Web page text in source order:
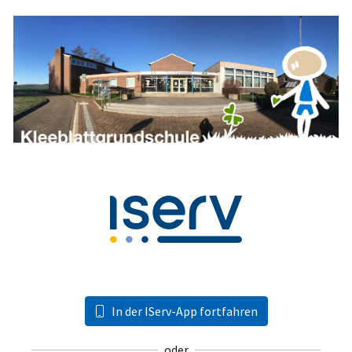
In der IServ-App fortfahren